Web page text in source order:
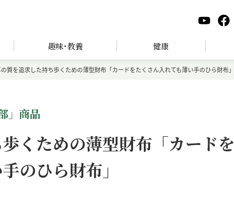
趣味･教養 健康
質を追求した持ち歩くための薄型財布「カードをたくさん入れても薄い手のひら財布」
」商品
くための薄型財布「カードを
のひら財布」